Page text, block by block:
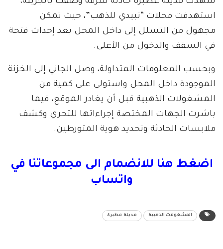
شهدت مدينة عطبرة حادثة سرقة وُصفت بالجريئة،
استهدفت محلات “تبيدي للذهب”، حيث تمكن
مجهول من التسلل إلى داخل المحل بعد إحداث فتحة
في السقف والدخول من الأعلى.
وبحسب المعلومات المتداولة، وصل الجاني إلى الخزنة
الموجودة داخل المحل واستولى على كمية من
المشغولات الذهبية قبل أن يغادر الموقع، فيما
باشرت الجهات المختصة إجراءاتها للتحري وكشف
ملابسات الحادثة وتحديد هوية المتورطين.
اضغط هنا للانضمام الى مجموعاتنا في
واتساب
المشغولات الذهبية مدينة عطبرة